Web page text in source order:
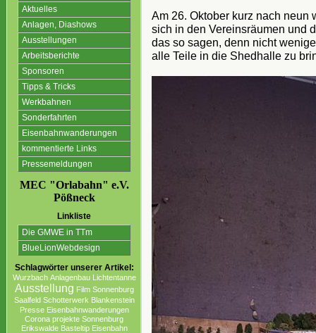
Aktuelles
Anlagen, Diashows
Ausstellungen
Arbeitsberichte
Sponsoren
Tipps & Tricks
Werkbahnen
Sonderfahrten
Eisenbahnwanderungen
kommentierte Links
Pressemeldungen
MEC "Orlabahn" e.V.
Pößneck
Linkliste
Die GMWE in TTm
BlueLionWebdesign
Schlagwörter unserer Artikel:
Wurzbach Anlagenbau Lichtentanne
Ausstellung Film Sonnenburg
Saalfeld Schotterwerk Blankenstein
Presse Eisenbahnwanderungen
Corona projekte Sonnenburg
Erikswalde Basteltip Eisenbahn
Am 26. Oktober kurz nach neun
sich in den Vereinsräumen und
das so sagen, denn nicht
alle Teile in die Shedhalle zu